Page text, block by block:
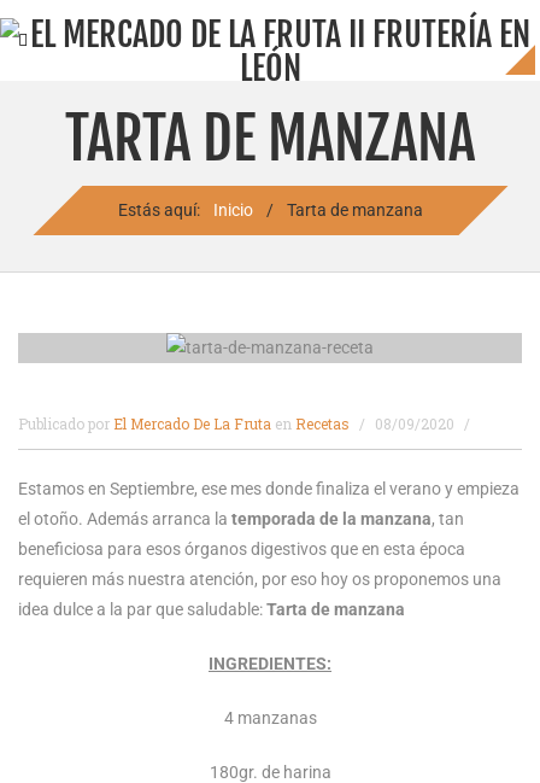
TARTA DE MANZANA
Estás aquí: Inicio / Tarta de manzana
Publicado por El Mercado De La Fruta en Recetas 08/09/2020
Estamos en Septiembre, ese mes donde finaliza el verano y empieza
el otoño. Además arranca la temporada de la manzana, tan
beneficiosa para esos órganos digestivos que en esta época
requieren más nuestra atención, por eso hoy os proponemos una
idea dulce a la par que saludable:Tarta de manzana
INGREDIENTES:
4 manzanas
180gr. de harina